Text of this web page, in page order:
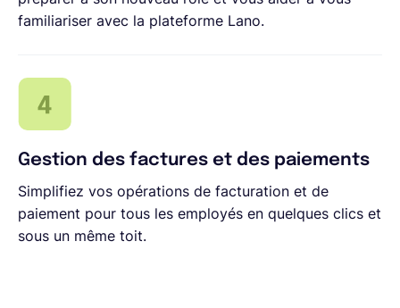
familiariser avec la plateforme Lano.
Gestion des factures et des paiements
Simplifiez vos opérations de facturation et de
paiement pour tous les employés en quelques clics et
sous un même toit.